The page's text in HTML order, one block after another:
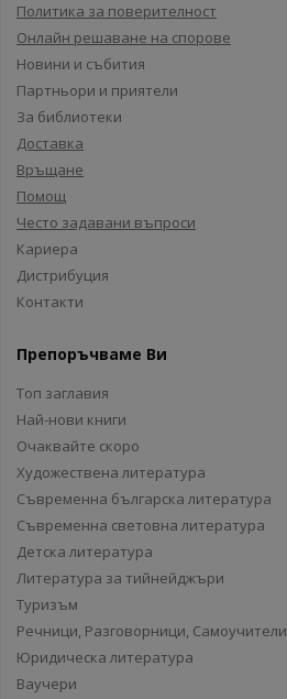
Политика за поверителност
Онлайн решаване на спорове
Новини и събития
Партньори и приятели
За библиотеки
Доставка
Връщане
Помощ
Често задавани въпроси
Кариера
Дистрибуция
Контакти
Препоръчваме Ви
Топ заглавия
Най-нови книги
Очаквайте скоро
Художествена литература
Съвременна българска литература
Съвременна световна литература
Детска литература
Литература за тийнейджъри
Туризъм
Речници, Разговорници, Самоучители
Юридическа литература
Ваучери